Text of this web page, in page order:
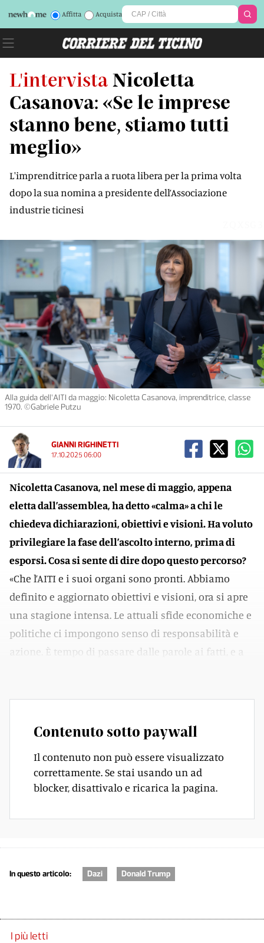
Affitta Acquista
L'intervista Nicoletta
Casanova: «Se le imprese
stanno bene, stiamo tutti
meglio»
L'imprenditrice parla a ruota libera per la prima volta
dopo la sua nomina a presidente dell’Associazione
industrie ticinesi
Alla guida dell’AITI da maggio: Nicoletta Casanova, imprenditrice, classe
1970. ©Gabriele Putzu
GIANNI RIGHINETTI
17.10.2025 06:00
Nicoletta Casanova, nel mese di maggio, appena
eletta dall’assemblea, ha detto «calma» a chi le
chiedeva dichiarazioni, obiettivi e visioni. Ha voluto
privilegiare la fase dell’ascolto interno, prima di
esporsi. Cosa si sente di dire dopo questo percorso?
«Che l’AITI e i suoi organi sono pronti. Abbiamo
definito e aggiornato obiettivi e visioni, ora si apre
una stagione intensa. Le attuali sfide economiche e
politiche ci impongono senso di responsabilità e
azione. È tempo di passare dalle parole ai fatti, e a
Contenuto sotto paywall
Il contenuto non può essere visualizzato
correttamente. Se stai usando un ad
blocker, disattivalo e ricarica la pagina.
In questo articolo: Dazi Donald Trump
I più letti